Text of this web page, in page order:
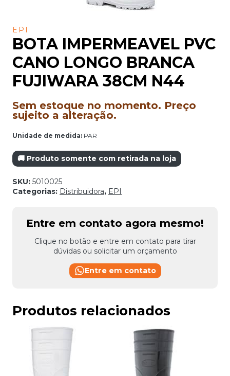
EPI
BOTA IMPERMEAVEL PVC
CANO LONGO BRANCA
FUJIWARA 38CM N44
Sem estoque no momento. Preço
sujeito a alteração.
Unidade de medida: PAR
🚚 Produto somente com retirada na loja
SKU: 5010025
Categorias: Distribuidora, EPI
Entre em contato agora mesmo!
Clique no botão e entre em contato para tirar
dúvidas ou solicitar um orçamento
Entre em contato
Produtos relacionados